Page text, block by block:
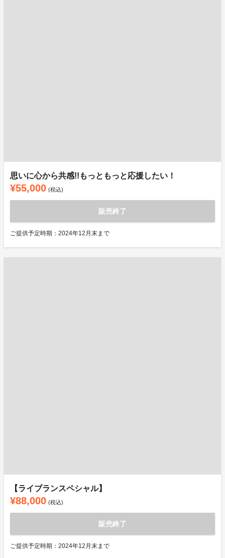
思いに心から共感!!もっともっと応援したい！
¥55,000 (税込)
販売終了
ご提供予定時期：2024年12月末まで
【ライブランスペシャル】
¥88,000 (税込)
販売終了
ご提供予定時期：2024年12月末まで